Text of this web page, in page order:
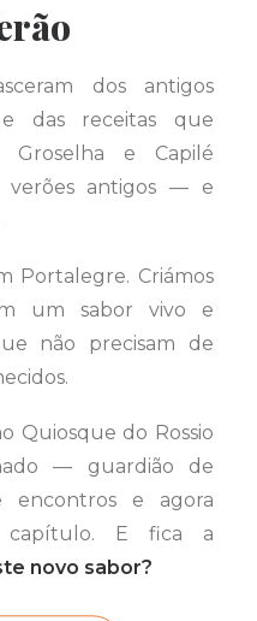
dos antigos
das receitas que
Groselha e Capilé
verões antigos — e
Portalegre. Criámos
um sabor vivo e
não precisam de
Quiosque do Rossio
— guardião de
encontros e agora
capítulo. E fica a
novo sabor?